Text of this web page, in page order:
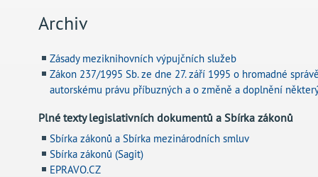
Archiv
Zásady meziknihovních výpujčních služeb
Zákon 237/1995 Sb. ze dne 27. září 1995 o hromadné
autorskému právu příbuzných a o změně a doplnění
Plné texty legislativních dokumentů a Sbírka zákonů
Sbírka zákonů a Sbírka mezinárodních smluv
Sbírka zákonů (Sagit)
EPRAVO.CZ